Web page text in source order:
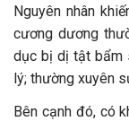
Nguyên nhân
cương dương
dục bị dị tật bẩm
lý; thường xuyên
Bên cạnh đó, có